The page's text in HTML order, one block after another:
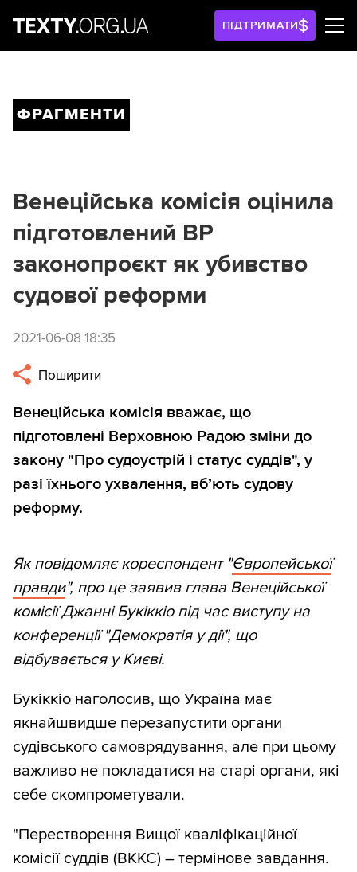
ПІДТРИМАТИ
ФРАГМЕНТИ
Венеційська комісія оцінила
підготовлений ВР
законопроєкт як убивство
судової реформи
2021-06-08 18:35
Поширити
Венеційська комісія вважає, що
підготовлені Верховною Радою зміни до
закону "Про судоустрій і статус суддів", у
разі їхнього ухвалення, вб’ють судову
реформу.
Як повідомляє кореспондент "Європейської
правди", про це заявив глава Венеційської
комісії Джанні Букіккіо під час виступу на
конференції "Демократія у дії", що
відбувається у Києві.
Букіккіо наголосив, що Україна має
якнайшвидше перезапустити органи
судівського самоврядування, але при цьому
важливо не покладатися на старі органи, які
себе скомпрометували.
"Перестворення Вищої кваліфікаційної
комісії суддів (ВККС) – термінове завдання.